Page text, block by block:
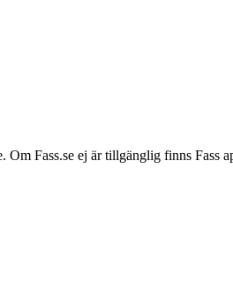
Fass.se ej är tillgänglig finns Fass